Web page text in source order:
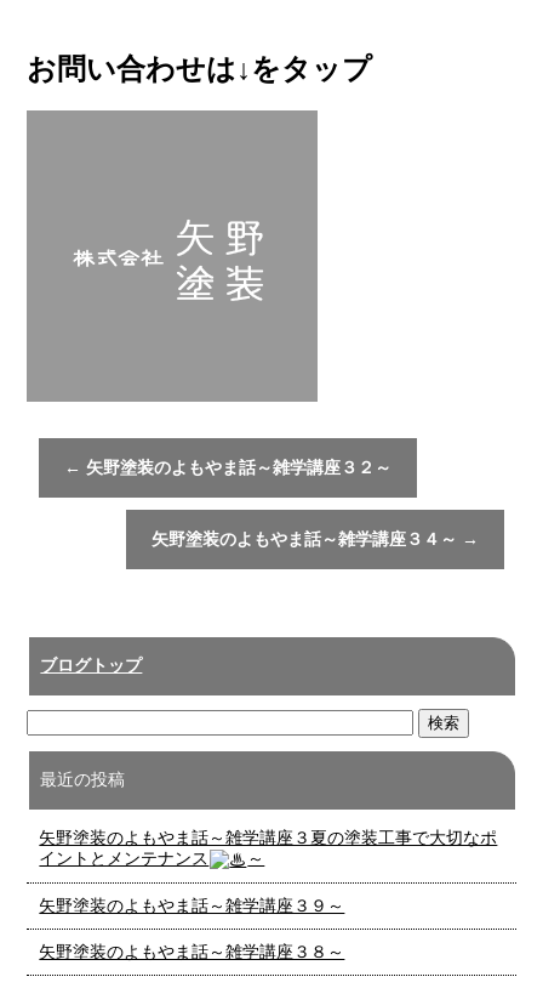
お問い合わせは↓をタップ
← 矢野塗装のよもやま話～雑学講座３２～
矢野塗装のよもやま話～雑学講座３４～ →
ブログトップ
最近の投稿
矢野塗装のよもやま話～雑学講座３夏の塗装工事で大切なポ
イントとメンテナンス
～
矢野塗装のよもやま話～雑学講座３９～
矢野塗装のよもやま話～雑学講座３８～